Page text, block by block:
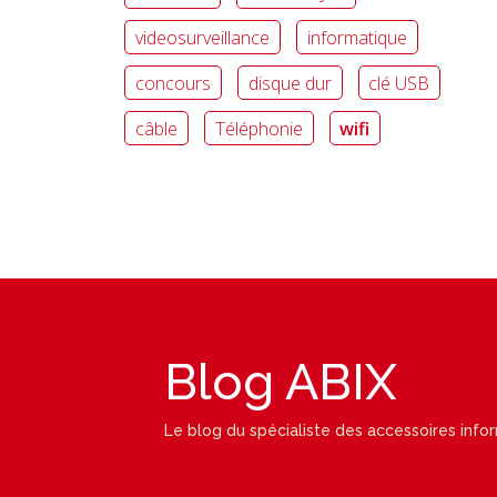
videosurveillance
informatique
concours
disque dur
clé USB
câble
Téléphonie wifi
Blog ABIX
Le blog du spécialiste des accessoires